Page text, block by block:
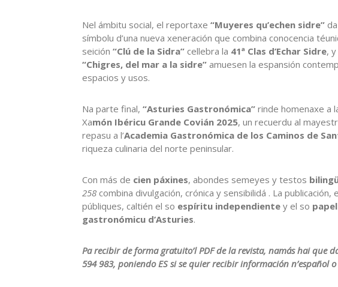
Nel ámbitu social, el reportaxe “Muyeres qu’echen sidre”
símbolu d’una nueva xeneración que combina conocencia
seición “Clú de la Sidra” cellebra la 41ª Clas d’Echar Sidre,
“Chigres, del mar a la sidre” amuesen la espansión
espacios y usos.
Na parte final, “Asturies Gastronómica” rinde homenaxe a
Xamón Ibéricu Grande Covián 2025, un recuerdu al
repasu a l’Academia Gastronómica de los Caminos de
riqueza culinaria del norte peninsular.
Con más de cien páxines, abondes semeyes y testos
258 combina divulgación, crónica y sensibilidá . La
públiques, caltién el so espíritu independiente y el so
gastronómicu d’Asturies.
Pa recibir de forma gratuito’l PDF de la revista, namás hai que
594 983, poniendo ES si se quier recibir información n’español o